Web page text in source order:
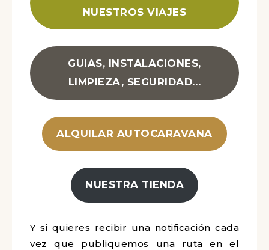
NUESTROS VIAJES
GUIAS, INSTALACIONES,
LIMPIEZA, SEGURIDAD…
ALQUILAR AUTOCARAVANA
NUESTRA TIENDA
Y si quieres recibir una notificación cada
vez que publiquemos una ruta en el